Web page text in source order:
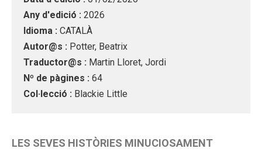
Any d'edició : 2026
Idioma : CATALÀ
Autor@s : Potter, Beatrix
Traductor@s : Martin Lloret, Jordi
Nº de pàgines : 64
Col·lecció : Blackie Little
LES SEVES HISTÒRIES MINUCIOSAMENT